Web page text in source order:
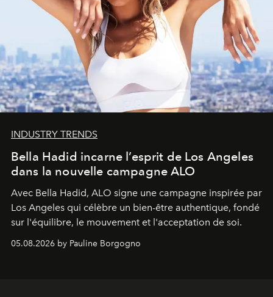
INDUSTRY TRENDS
Bella Hadid incarne l’esprit de Los Angeles
dans la nouvelle campagne ALO
Avec Bella Hadid, ALO signe une campagne inspirée par
Los Angeles qui célèbre un bien-être authentique, fondé
sur l'équilibre, le mouvement et l'acceptation de soi.
05.08.2026 by Pauline Borgogno